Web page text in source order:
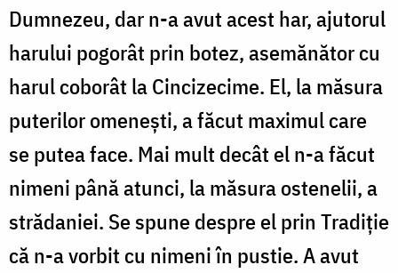
Dumnezeu, dar n-a avut acest har, ajutorul
harului pogorât prin botez, asemănător cu
harul coborât la Cincizecime. El, la măsura
puterilor omeneşti, a făcut maximul care
se putea face. Mai mult decât el n-a făcut
nimeni până atunci, la măsura ostenelii, a
strădaniei. Se spune despre el prin Tradiţie
că n-a vorbit cu nimeni în pustie. A avut